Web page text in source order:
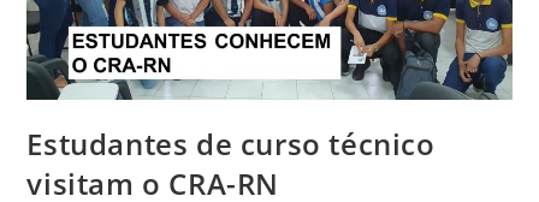
Estudantes de curso técnico
visitam o CRA-RN